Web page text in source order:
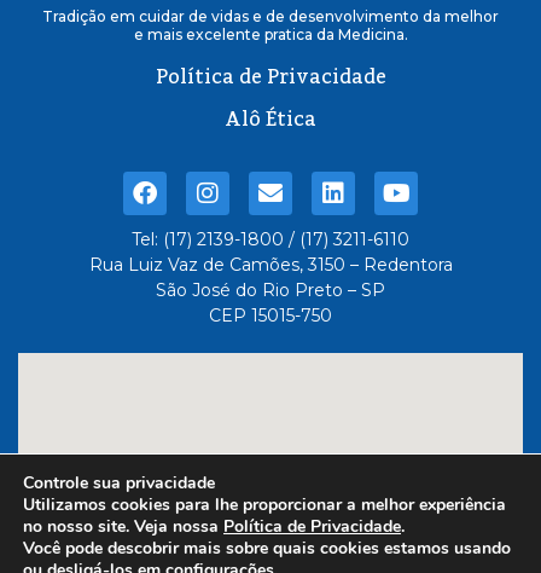
Tradição em cuidar de vidas e de desenvolvimento da melhor
e mais excelente pratica da Medicina.
Política de Privacidade
Alô Ética
Tel: (17) 2139-1800 / (17) 3211-6110
Rua Luiz Vaz de Camões, 3150 – Redentora
São José do Rio Preto – SP
CEP 15015-750
Controle sua privacidade
Utilizamos cookies para lhe proporcionar a melhor experiência
no nosso site. Veja nossa Política de Privacidade.
Você pode descobrir mais sobre quais cookies estamos usando